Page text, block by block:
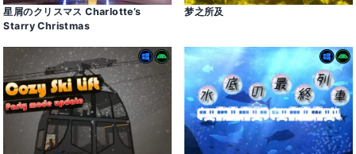
星屑のクリスマス Charlotte’s
Starry Christmas
梦之所及